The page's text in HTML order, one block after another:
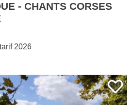
- CHANTS CORSES
2026